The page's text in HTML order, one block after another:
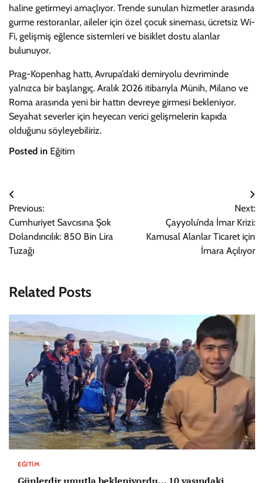
haline getirmeyi amaçlıyor. Trende sunulan hizmetler arasında
gurme restoranlar, aileler için özel çocuk sineması, ücretsiz Wi-
Fi, gelişmiş eğlence sistemleri ve bisiklet dostu alanlar
bulunuyor.
Prag-Kopenhag hattı, Avrupa’daki demiryolu devriminde
yalnızca bir başlangıç. Aralık 2026 itibarıyla Münih, Milano ve
Roma arasında yeni bir hattın devreye girmesi bekleniyor.
Seyahat severler için heyecan verici gelişmelerin kapıda
olduğunu söyleyebiliriz.
Posted in Eğitim
Yazı
gezinmesi
Previous:
Cumhuriyet Savcısına Şok
Dolandırıcılık: 850 Bin Lira
Tuzağı
Next:
Çayyolu’nda İmar Krizi:
Kamusal Alanlar Ticaret için
İmara Açılıyor
Related Posts
EĞITIM